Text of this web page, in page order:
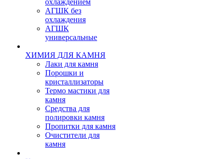
охлаждением
АГШК без
охлаждения
АГШК
универсальные
ХИМИЯ ДЛЯ КАМНЯ
Лаки для камня
Порошки и
кристаллизаторы
Термо мастики для
камня
Средства для
полировки камня
Пропитки для камня
Очистители для
камня